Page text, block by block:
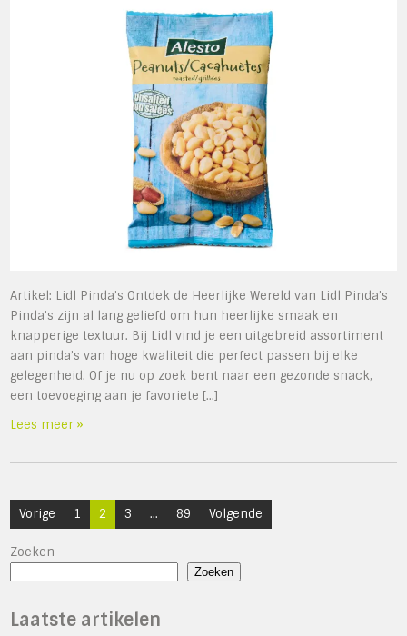
Artikel: Lidl Pinda’s Ontdek de Heerlijke Wereld van Lidl Pinda’s
Pinda’s zijn al lang geliefd om hun heerlijke smaak en
knapperige textuur. Bij Lidl vind je een uitgebreid assortiment
aan pinda’s van hoge kwaliteit die perfect passen bij elke
gelegenheid. Of je nu op zoek bent naar een gezonde snack,
een toevoeging aan je favoriete […]
Lees meer »
Berichten
paginering
Vorige 1 2 3 … 89 Volgende
Zoeken
Zoeken
Laatste artikelen